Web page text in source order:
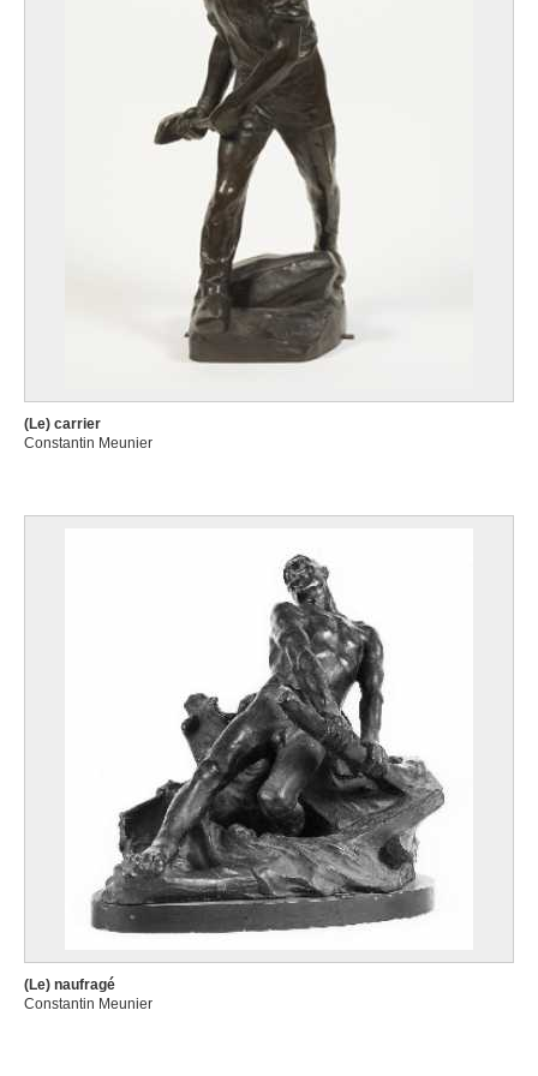
(Le) carrier
Constantin Meunier
(Le) naufragé
Constantin Meunier